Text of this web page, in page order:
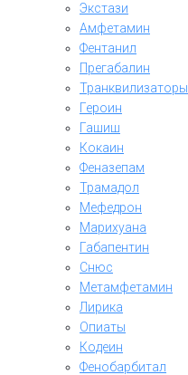
Экстази
Амфетамин
Фентанил
Прегабалин
Транквилизаторы
Героин
Гашиш
Кокаин
Феназепам
Трамадол
Мефедрон
Марихуана
Габапентин
Снюс
Метамфетамин
Лирика
Опиаты
Кодеин
Фенобарбитал